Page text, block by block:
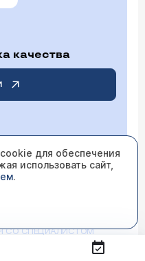
качества
НЕОБХОДИМО
СО СПЕЦИАЛИСТОМ
для обеспечения
использовать сайт,
.